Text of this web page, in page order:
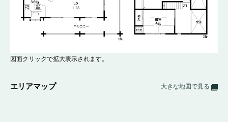
図面クリックで拡大表示されます。
エリアマップ 大きな地図で見る